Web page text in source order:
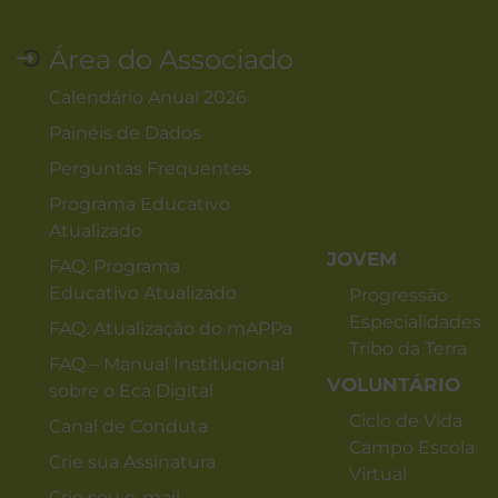
Área do Associado
Calendário Anual 2026
Painéis de Dados
Perguntas Frequentes
Programa Educativo
Atualizado
FAQ: Programa
Educativo Atualizado
FAQ: Atualização do mAPPa
FAQ – Manual Institucional
sobre o Eca Digital
Canal de Conduta
Crie sua Assinatura
JOVEM
Progressão
Especialidades
Tribo da Terra
VOLUNTÁRIO
Ciclo de Vida
Campo Escola
Virtual